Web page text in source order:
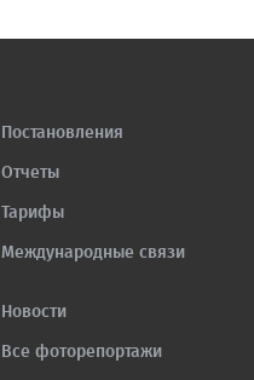
Постановления
Отчеты
Тарифы
Международные связи
Новости
Все фоторепортажи